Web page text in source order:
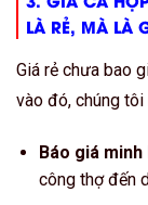
LÀ RẺ, MÀ LÀ
Giá rẻ chưa bao
vào đó, chúng tôi
Báo giá minh
công thợ đến